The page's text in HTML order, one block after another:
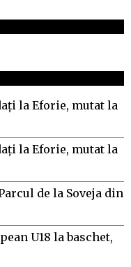
la Eforie, mutat la
la Eforie, mutat la
de la Soveja din
U18 la baschet,